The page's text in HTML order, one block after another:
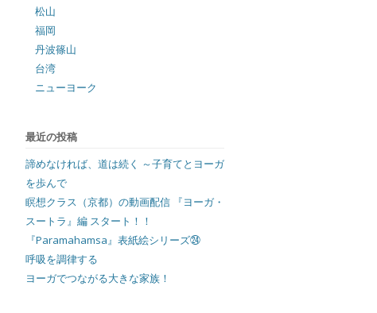
松山
福岡
丹波篠山
台湾
ニューヨーク
最近の投稿
諦めなければ、道は続く ～子育てとヨーガ
を歩んで
瞑想クラス（京都）の動画配信 『ヨーガ・
スートラ』編 スタート！！
『Paramahamsa』表紙絵シリーズ㉔
呼吸を調律する
ヨーガでつながる大きな家族！